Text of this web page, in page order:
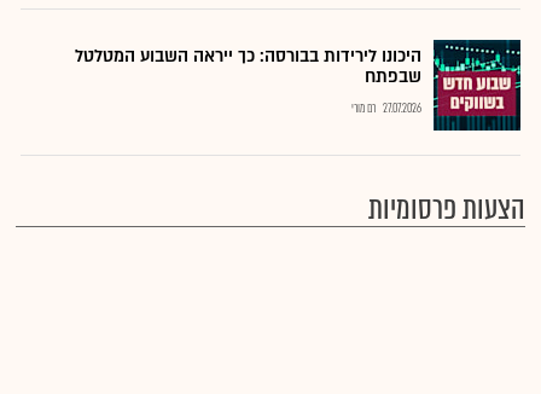
היכונו לירידות בבורסה: כך ייראה השבוע המטלטל
שבפתח
27.07.2026 רם מורי
הצעות פרסומיות